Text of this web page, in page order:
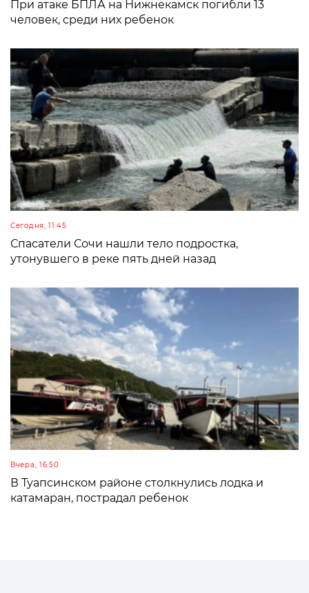
При атаке БПЛА на Нижнекамск погибли 13
человек, среди них ребенок
Сегодня, 11:45
Спасатели Сочи нашли тело подростка,
утонувшего в реке пять дней назад
Вчера, 16:50
В Туапсинском районе столкнулись лодка и
катамаран, пострадал ребенок